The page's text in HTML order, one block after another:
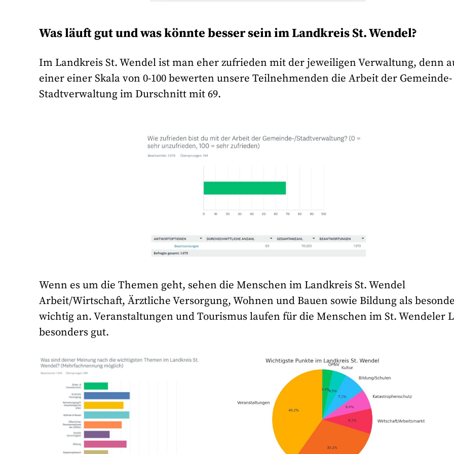
Was läuft gut und was könnte besser sein im Landkreis St. Wendel?
Im Landkreis St. Wendel ist man eher zufrieden mit der jeweiligen Verwaltung, denn
einer einer Skala von 0-100 bewerten unsere Teilnehmenden die Arbeit der Gemeinde-
Stadtverwaltung im Durschnitt mit 69.
Wenn es um die Themen geht, sehen die Menschen im Landkreis St. Wendel
Arbeit/Wirtschaft, Ärztliche Versorgung, Wohnen und Bauen sowie Bildung als
wichtig an. Veranstaltungen und Tourismus laufen für die Menschen im St. Wendeler
besonders gut.